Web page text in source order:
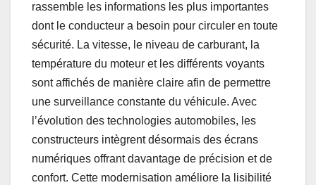
rassemble les informations les plus importantes
dont le conducteur a besoin pour circuler en toute
sécurité. La vitesse, le niveau de carburant, la
température du moteur et les différents voyants
sont affichés de manière claire afin de permettre
une surveillance constante du véhicule. Avec
l’évolution des technologies automobiles, les
constructeurs intègrent désormais des écrans
numériques offrant davantage de précision et de
confort. Cette modernisation améliore la lisibilité